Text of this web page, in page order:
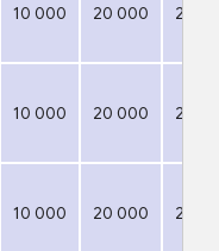
10 000 20 000 27
10 000 20 000 27
10 000 20 000 27